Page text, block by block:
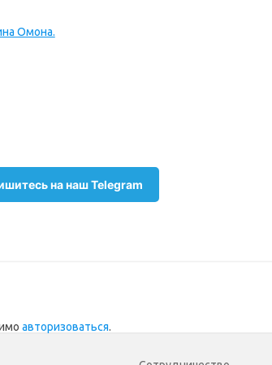
Омона.
на наш Telegram
авторизоваться.